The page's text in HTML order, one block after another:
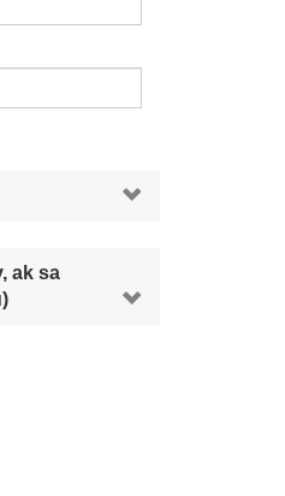
ak sa